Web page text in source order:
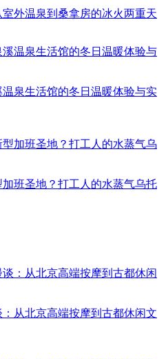
外温泉到桑拿房的冰火两重天
泉生活馆的冬日温暖体验与实
班圣地？打工人的水蒸气乌托
从北京高端按摩到古都休闲文